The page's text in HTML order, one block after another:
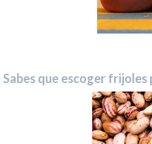
Sabes que escoger